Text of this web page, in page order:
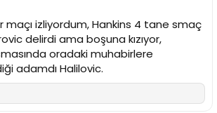
maçı izliyordum, Hankins 4 tane smaç
delirdi ama boşuna kızıyor,
oradaki muhabirlere
adamdı Halilovic.